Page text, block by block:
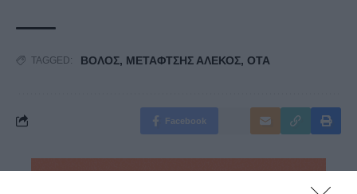
TAGGED: ΒΟΛΟΣ, ΜΕΤΑΦΤΣΗΣ ΑΛΕΚΟΣ, ΟΤΑ
Facebook